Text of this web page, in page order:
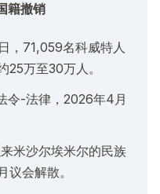
籍撤销
，71,059名科威特人
25万至30万人。
令-法律，2026年4月
米沙尔埃米尔的民族
会解散。